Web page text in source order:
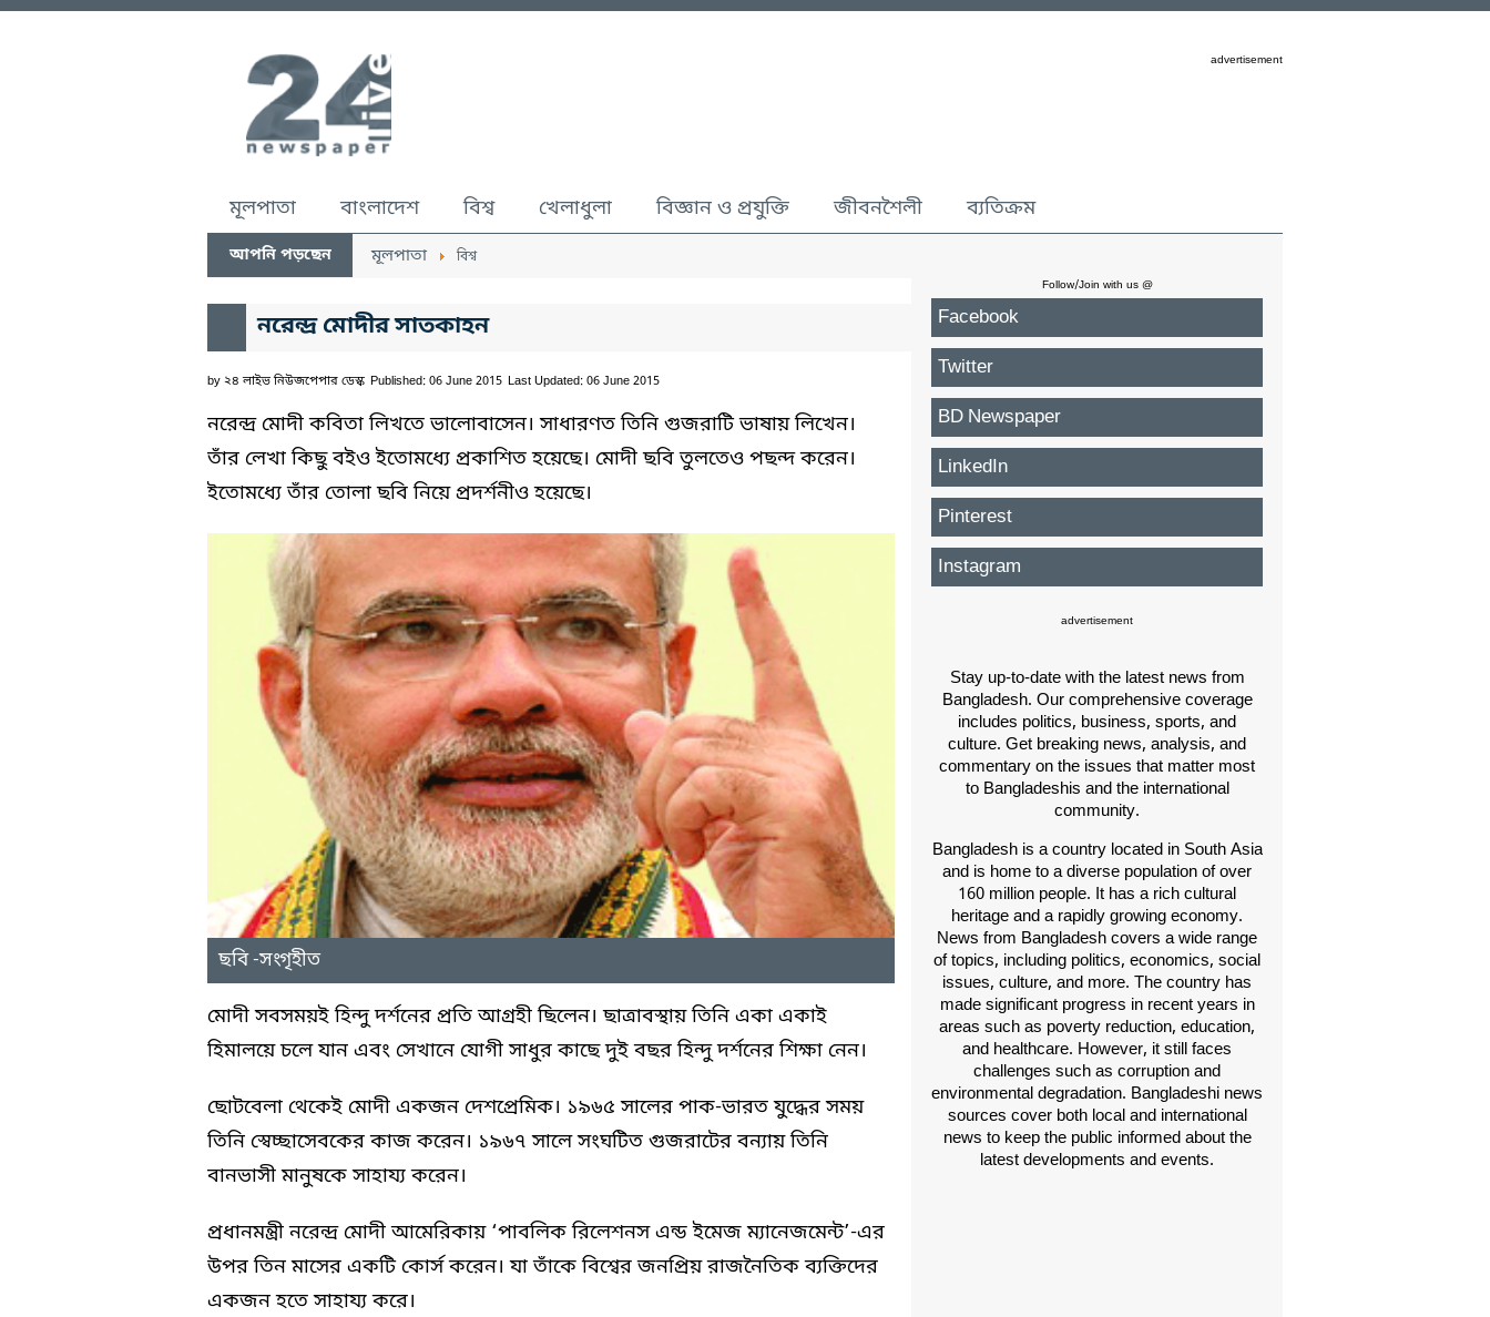
advertisement
মূলপাতা বাংলাদেশ বিশ্ব খেলাধুলা বিজ্ঞান ও প্রযুক্তি জীবনশৈলী ব্যতিক্রম
আপনি পড়ছেন মূলপাতা বিশ্ব
নরেন্দ্র মোদীর সাতকাহন
by ২৪ লাইভ নিউজপেপার ডেস্ক Published: 06 June 2015 Last Updated: 06 June 2015
নরেন্দ্র মোদী কবিতা লিখতে ভালোবাসেন। সাধারণত তিনি গুজরাটি ভাষায় লিখেন।
তাঁর লেখা কিছু বইও ইতোমধ্যে প্রকাশিত হয়েছে। মোদী ছবি তুলতেও পছন্দ করেন।
ইতোমধ্যে তাঁর তোলা ছবি নিয়ে প্রদর্শনীও হয়েছে।
ছবি -সংগৃহীত
মোদী সবসময়ই হিন্দু দর্শনের প্রতি আগ্রহী ছিলেন। ছাত্রাবস্থায় তিনি একা একাই
হিমালয়ে চলে যান এবং সেখানে যোগী সাধুর কাছে দুই বছর হিন্দু দর্শনের শিক্ষা নেন।
ছোটবেলা থেকেই মোদী একজন দেশপ্রেমিক। ১৯৬৫ সালের পাক-ভারত যুদ্ধের সময়
তিনি স্বেচ্ছাসেবকের কাজ করেন। ১৯৬৭ সালে সংঘটিত গুজরাটের বন্যায় তিনি
বানভাসী মানুষকে সাহায্য করেন।
প্রধানমন্ত্রী নরেন্দ্র মোদী আমেরিকায় ‘পাবলিক রিলেশনস এন্ড ইমেজ ম্যানেজমেন্ট’-এর
উপর তিন মাসের একটি কোর্স করেন। যা তাঁকে বিশ্বের জনপ্রিয় রাজনৈতিক ব্যক্তিদের
একজন হতে সাহায্য করে।
Follow/Join with us @
Facebook
Twitter
BD Newspaper
LinkedIn
Pinterest
Instagram
advertisement
Stay up-to-date with the latest news from
Bangladesh. Our comprehensive coverage
includes politics, business, sports, and
culture. Get breaking news, analysis, and
commentary on the issues that matter most
to Bangladeshis and the international
community.
Bangladesh is a country located in South Asia
and is home to a diverse population of over
160 million people. It has a rich cultural
heritage and a rapidly growing economy.
News from Bangladesh covers a wide range
of topics, including politics, economics, social
issues, culture, and more. The country has
made significant progress in recent years in
areas such as poverty reduction, education,
and healthcare. However, it still faces
challenges such as corruption and
environmental degradation. Bangladeshi news
sources cover both local and international
news to keep the public informed about the
latest developments and events.